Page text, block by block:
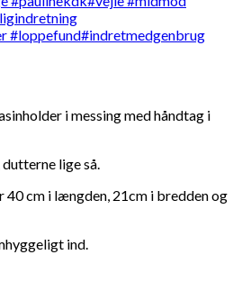
i messing med håndtag i
lige så.
40 cm i længden, 21cm i bredden og
ind.